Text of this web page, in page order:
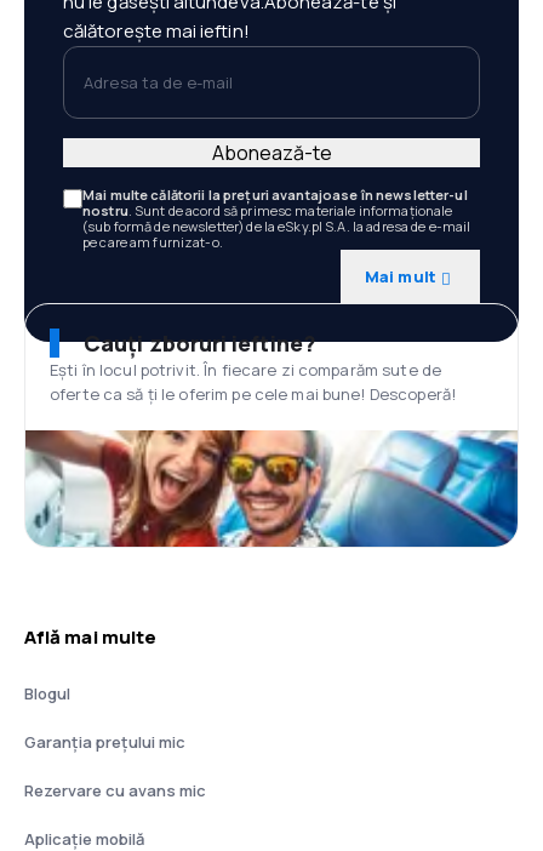
călătorește mai ieftin!
Adresa ta de e-mail
Mai multe călătorii la prețuri avantajoase în newsletter-ul
nostru. Sunt de acord să primesc materiale informaționale
(sub formă de newsletter) de la eSky.pl S.A. la adresa de e-mail
pe care am furnizat-o.
Mai mult
Abonează-te
Cauți zboruri ieftine?
Ești în locul potrivit. În fiecare zi comparăm sute de
oferte ca să ți le oferim pe cele mai bune! Descoperă!
Află mai multe
Blogul
Garanția prețului mic
Rezervare cu avans mic
Aplicație mobilă